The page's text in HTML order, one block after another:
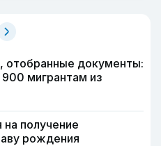
отобранные документы:
мигрантам из
на получение
рождения